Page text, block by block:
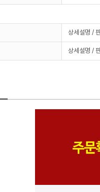
상세설명 /
상세설명 /